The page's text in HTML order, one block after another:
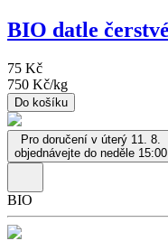
BIO datle
75 Kč
750 Kč/kg
Do košíku
Pro doručení v úterý 11. 8.
objednávejte do neděle 15:00
BIO